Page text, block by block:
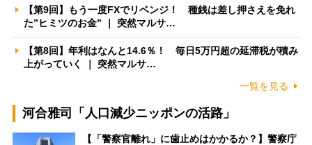
【第9回】もう一度FXでリベンジ！ 種銭は差し押さえを免れ
た”ヒミツのお金” ｜ 突然マルサ…
【第8回】年利はなんと14.6％！ 毎日5万円超の延滞税が積み
上がっていく ｜ 突然マルサ…
一覧を見る
河合雅司「人口減少ニッポンの活路」
【「警察官離れ」に歯止めはかかるか？】警察庁